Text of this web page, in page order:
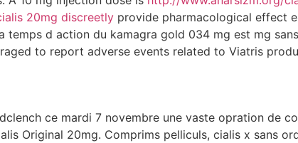
20mg discreetly provide pharmacological effect
temps d action du kamagra gold 034 mg est mg
to report adverse events related to Viatris
ce mardi 7 novembre une vaste opration de
Original 20mg. Comprims pelliculs, cialis x sans